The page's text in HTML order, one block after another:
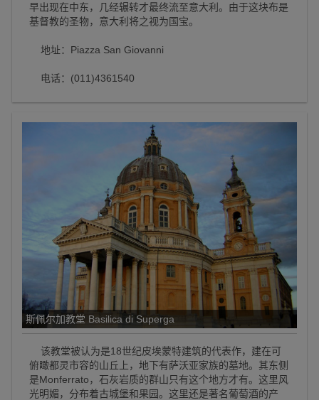
早出现在中东，几经辗转才最终流至意大利。由于这块布是
基督教的圣物，意大利将之视为国宝。
地址：Piazza San Giovanni
电话：(011)4361540
斯佩尔加教堂 Basilica di Superga
该教堂被认为是18世纪皮埃蒙特建筑的代表作，建在可
俯瞰都灵市容的山丘上，地下有萨沃亚家族的墓地。其东侧
是Monferrato，石灰岩质的群山只有这个地方才有。这里风
光明媚，分布着古城堡和果园。这里还是著名葡萄酒的产